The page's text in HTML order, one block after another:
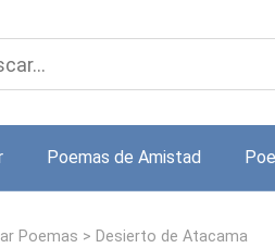
Poemas de Amistad
Poemas > Desierto de Atacama